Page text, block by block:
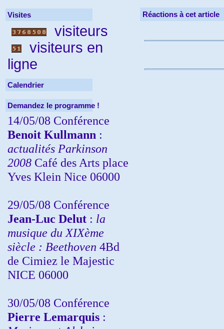
Visites
visiteurs
visiteurs en
ligne
Calendrier
Demandez le programme !
14/05/08 Conférence
Benoit Kullmann :
actualités Parkinson
2008 Café des Arts place
Yves Klein Nice 06000
29/05/08 Conférence
Jean-Luc Delut : la
musique du XIXème
siècle : Beethoven 4Bd
de Cimiez le Majestic
NICE 06000
30/05/08 Conférence
Pierre Lemarquis :
Réactions à cet article